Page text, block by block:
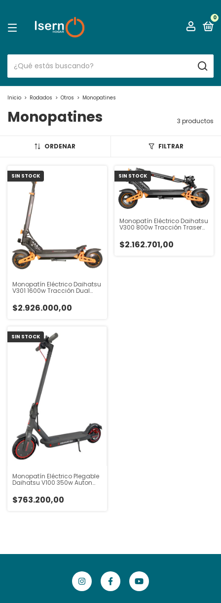
0
Inicio > Rodados > Otros > Monopatines
Monopatines 3 productos
ORDENAR FILTRAR
SIN STOCK
Monopatín Eléctrico Daihatsu
V301 1600w Tracción Dual
$2.926.000,00
SIN STOCK
Monopatín Eléctrico Daihatsu
V300 800w Tracción Trasera
$2.162.701,00
SIN STOCK
Monopatín Eléctrico Plegable
Daihatsu V100 350w Auton
$763.200,00